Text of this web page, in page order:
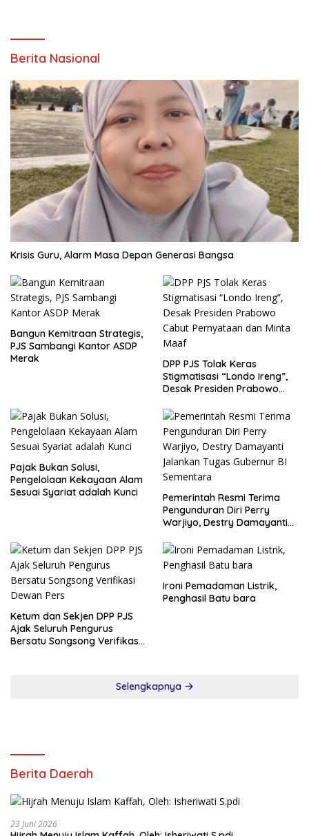
Berita Nasional
Krisis Guru, Alarm Masa Depan Generasi Bangsa
Bangun Kemitraan Strategis,
PJS Sambangi Kantor ASDP
Merak
DPP PJS Tolak Keras
Stigmatisasi “Londo Ireng”,
Desak Presiden Prabowo
Maaf
Pajak Bukan Solusi,
Pengelolaan Kekayaan Alam
Sesuai Syariat adalah Kunci
Pemerintah Resmi Terima
Pengunduran Diri Perry
Warjiyo, Destry Damayanti
Sementara
Ketum dan Sekjen DPP PJS
Ajak Seluruh Pengurus
Bersatu Songsong Verifikasi
Ironi Pemadaman Listrik,
Penghasil Batu bara
Selengkapnya
Berita Daerah
23 Juni 2026